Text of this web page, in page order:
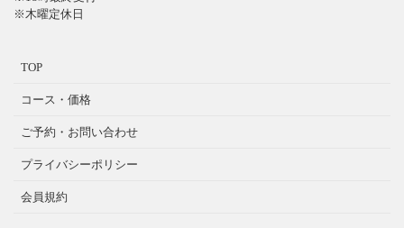
※木曜定休日
TOP
コース・価格
ご予約・お問い合わせ
プライバシーポリシー
会員規約